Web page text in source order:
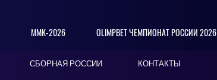
ММК-2026 OLIMPBET ЧЕМПИОНАТ РОССИИ 2026
СБОРНАЯ РОССИИ КОНТАКТЫ